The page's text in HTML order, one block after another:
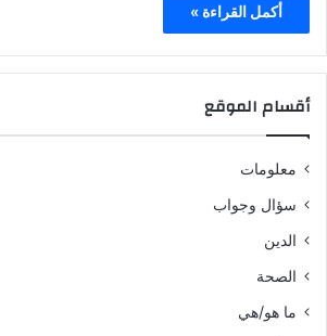
أكمل القراءة »
أقسام الموقع
معلومات
سؤال وجواب
الدين
الصحة
ما هو/هي